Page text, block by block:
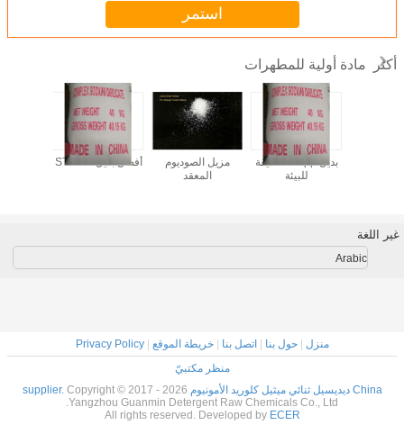
استمر
أكثر مادة أولية للمطهرات
أفضل بديل لـ STPP
مزيل الصوديوم
المعقد
بديل stpp -- صديقة
للبيئة
غير اللغة
Arabic
منزل |حول بنا |اتصل بنا |خريطة الموقع |
Privacy Policy
منظر مكتبيّ
China ديديسيل ثنائي ميثيل كلوريد الأمونيوم supplier.
Copyright © 2017 - 2026
Yangzhou Guanmin Detergent Raw Chemicals Co., Ltd.
All rights reserved. Developed by ECER